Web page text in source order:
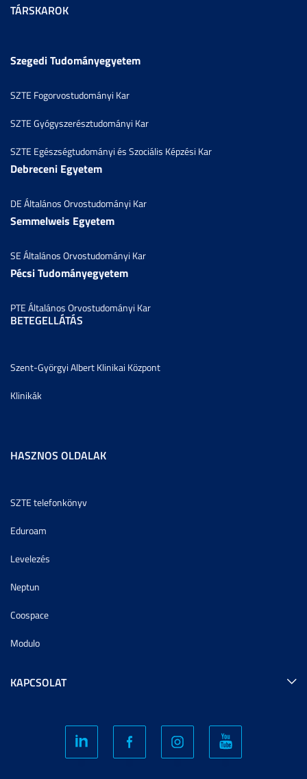
TÁRSKAROK
Szegedi Tudományegyetem
SZTE Fogorvostudományi Kar
SZTE Gyógyszerésztudományi Kar
SZTE Egészségtudományi és Szociális Képzési Kar
Debreceni Egyetem
DE Általános Orvostudományi Kar
Semmelweis Egyetem
SE Általános Orvostudományi Kar
Pécsi Tudományegyetem
PTE Általános Orvostudományi Kar
BETEGELLÁTÁS
Szent-Györgyi Albert Klinikai Központ
Klinikák
HASZNOS OLDALAK
SZTE telefonkönyv
Eduroam
Levelezés
Neptun
Coospace
Modulo
KAPCSOLAT